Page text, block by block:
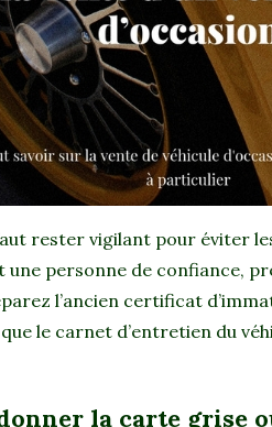
rester vigilant pour éviter
une personne de confiance,
l’ancien certificat
le carnet d’entretien du
la carte grise